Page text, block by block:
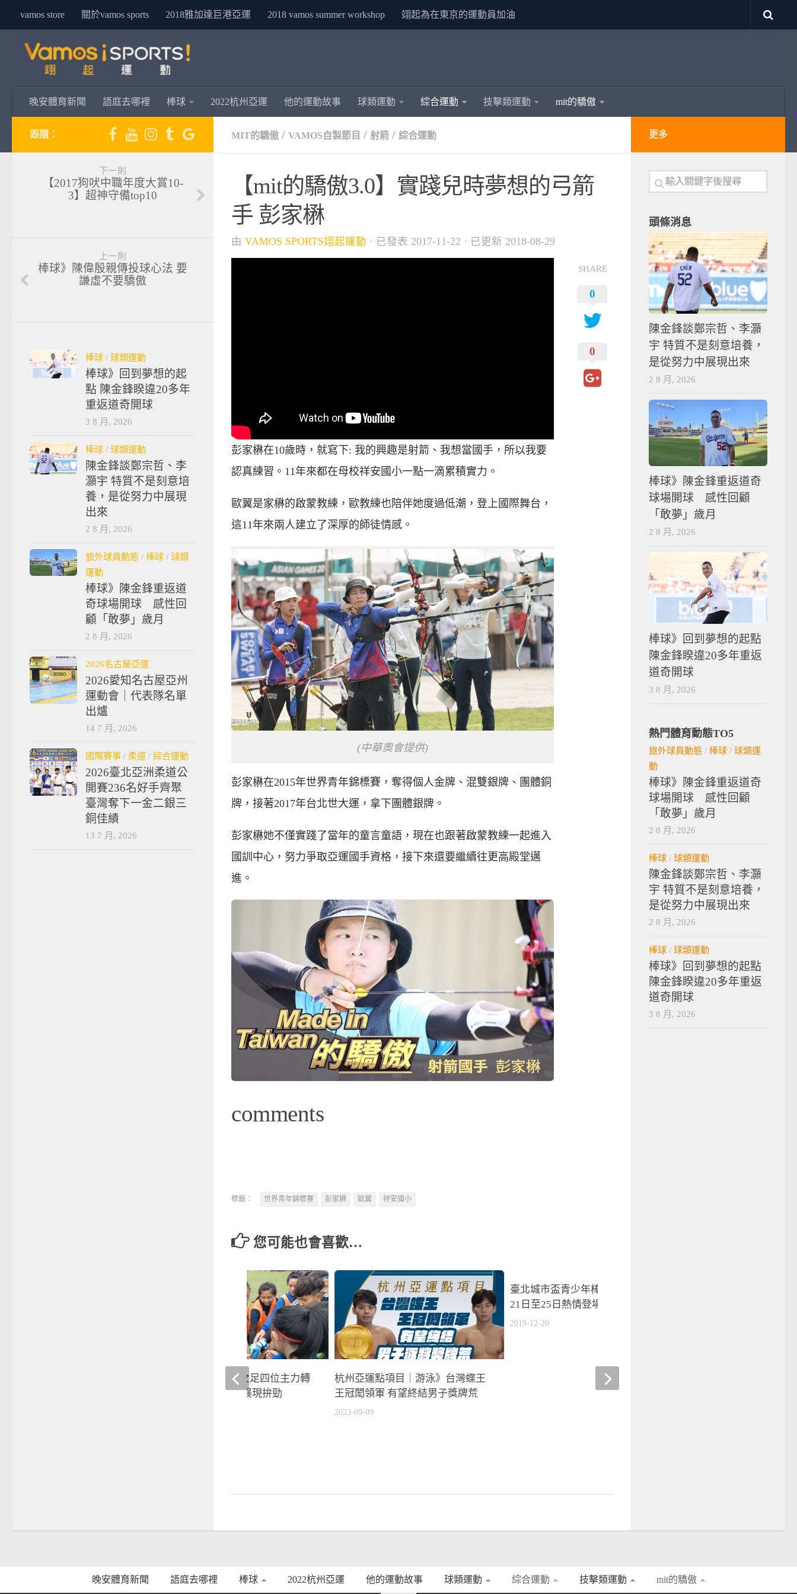
vamos store 關於vamos sports 2018雅加達巨港亞運 2018 vamos summer workshop 翊起為在東京的運動員加油
晚安體育新聞 語庭去哪裡 棒球 2022杭州亞運 他的運動故事 球類運動 綜合運動 技擊類運動 mit的驕傲
MIT的驕傲 / VAMOS自製節目 / 射箭 / 綜合運動
【mit的驕傲3.0】實踐兒時夢想的弓箭
手 彭家楙
由 VAMOS SPORTS翊起運動 · 已發表 2017-11-22 · 已更新 2018-08-29
彭家楙在10歲時，就寫下: 我的興趣是射箭、我想當國手，所以我要
認真練習。11年來都在母校祥安國小一點一滴累積實力。
歐翼是家楙的啟蒙教練，歐教練也陪伴她度過低潮，登上國際舞台，
這11年來兩人建立了深厚的師徒情感。
(中華奧會提供)
彭家楙在2015年世界青年錦標賽，奪得個人金牌、混雙銀牌、團體銅
牌，接著2017年台北世大運，拿下團體銀牌。
彭家楙她不僅實踐了當年的童言童語，現在也跟著啟蒙教練一起進入
國訓中心，努力爭取亞運國手資格，接下來還要繼續往更高殿堂邁
進。
comments
SHARE
0
0
標籤： 世界青年錦標賽 彭家楙 歐翼 祥安國小
您可能也會喜歡…
杭州亞運點項目｜游泳》台灣蝶王
王冠閎領軍 有望終結男子獎牌荒
2023-09-09
臺北城市盃青少年棒球錦標賽 12月
21日至25日熱情登場
2019-12-20
語庭去哪裡》熊讚女足四位主力轉
隊 潘彥昕帶領學妹展現拚勁
跟隨：
下一則
【2017狗吠中職年度大賞10-
3】超神守備top10
上一則
棒球》陳偉殷親傳投球心法 要
謙虛不要驕傲
棒球 / 球類運動
棒球》回到夢想的起
點 陳金鋒睽違20多年
重返道奇開球
3 8 月, 2026
棒球 / 球類運動
陳金鋒談鄭宗哲、李
灝宇 特質不是刻意培
養，是從努力中展現
出來
2 8 月, 2026
旅外球員動態 / 棒球 / 球類
運動
棒球》陳金鋒重返道
奇球場開球 感性回
顧「敢夢」歲月
2 8 月, 2026
2026名古屋亞運
2026愛知名古屋亞州
運動會｜代表隊名單
出爐
14 7 月, 2026
國際賽事 / 柔道 / 綜合運動
2026臺北亞洲柔道公
開賽236名好手齊聚
臺灣奪下一金二銀三
銅佳績
13 7 月, 2026
更多
頭條消息
陳金鋒談鄭宗哲、李灝
宇 特質不是刻意培養，
是從努力中展現出來
2 8 月, 2026
棒球》陳金鋒重返道奇
球場開球 感性回顧
「敢夢」歲月
2 8 月, 2026
棒球》回到夢想的起點
陳金鋒睽違20多年重返
道奇開球
3 8 月, 2026
熱門體育動態TO5
旅外球員動態 / 棒球 / 球類運
動
棒球》陳金鋒重返道奇
球場開球 感性回顧
「敢夢」歲月
2 8 月, 2026
棒球 / 球類運動
陳金鋒談鄭宗哲、李灝
宇 特質不是刻意培養，
是從努力中展現出來
2 8 月, 2026
棒球 / 球類運動
棒球》回到夢想的起點
陳金鋒睽違20多年重返
道奇開球
3 8 月, 2026
晚安體育新聞 語庭去哪裡 棒球 2022杭州亞運 他的運動故事 球類運動 綜合運動 技擊類運動 mit的驕傲